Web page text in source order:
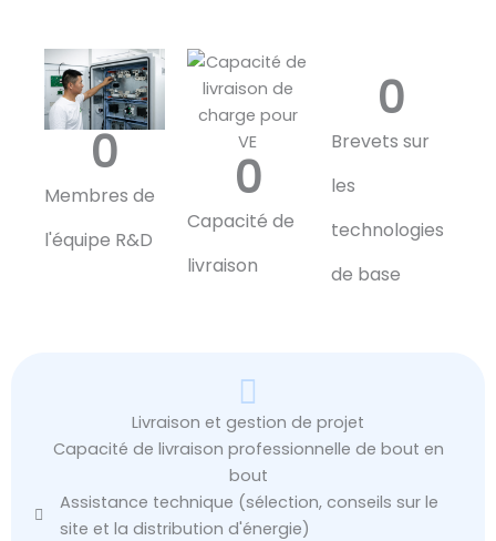
Membres de
l'équipe R&D
0
Capacité de
livraison
0
Brevets sur
les
technologies
de base
0
Livraison et gestion de projet
Capacité de livraison professionnelle de bout en
bout
Assistance technique (sélection, conseils sur le
site et la distribution d'énergie)